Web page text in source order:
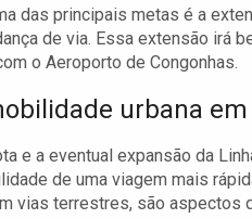
das principais metas é a
de via. Essa extensão irá
o Aeroporto de Congonhas.
urbana em
e a eventual expansão da
de uma viagem mais
vias terrestres, são aspectos